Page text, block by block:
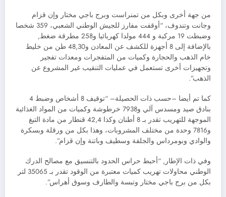
من جهة أخرى وبكل من تمنراست وبرج باجي مختار وإن قزام
وجانت وتندوف، “أوقفت مفارز للجيش الوطني الشعبي، 359 شخصا
وضبطت 19 مركبة و 444 مولدا كهربائيا و258 مطرقة ضغط,
بالإضافة إلى 8 أجهزة للكشف عن المعادن و48,30 طن من خليط
خام الذهب والحجارة وكميات من المتفجرات ومعدات تفجير
وتجهيزات أخرى تستعمل في عمليات التنقيب غير المشروع عن
الذهب”.
كما تم أيضا –حسب ذات الحصيلة– “توقيف 8 أشخاص وضبط 4
بنادق صيد ومسدس آلي و7938 خرطوشة وكميات من المواد الغذائية
الموجهة للتهريب تقدر بـ 8 أطنان وكذا 42,4 قنطار من مادة التبغ
و7816 وحدة من مختلف المشروبات، وهذا بكل من ورقلة وبسكرة
والوادي وبومرداس والجلفة وسطيف وباتنة وإن قزام”.
وفي ذات الإطار, “أحبط حراس الحدود بالتنسيق مع مصالح الدرك
الوطني محاولات تهريب كميات معتبرة من الوقود تقدر بـ 35065 لتر
بكل من برج باجي مختار وتبسة والطارف وسوق أهراس”.